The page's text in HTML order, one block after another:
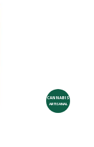
CANNABIS
ARTISANAL